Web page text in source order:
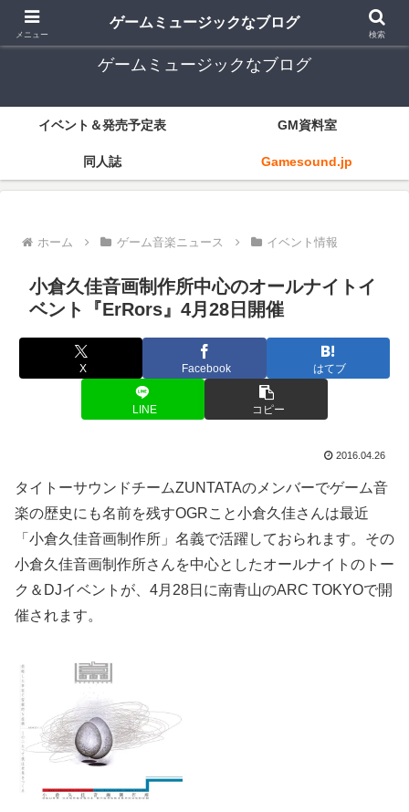
ゲーム音楽とレトロゲー中心
ゲームミュージックなブログ
イベント＆発売予定表 GM資料室
同人誌 Gamesound.jp
ホーム ゲーム音楽ニュース イベント情報
小倉久佳音画制作所中心のオールナイトイ
ベント『ErRors』4月28日開催
X Facebook はてブ
LINE コピー
2016.04.26
タイトーサウンドチームZUNTATAのメンバーでゲーム音
楽の歴史にも名前を残すOGRこと小倉久佳さんは最近
「小倉久佳音画制作所」名義で活躍しておられます。その
小倉久佳音画制作所さんを中心としたオールナイトのトー
ク＆DJイベントが、4月28日に南青山のARC TOKYOで開
催されます。
メニュー
ゲームミュージックなブログ
検索